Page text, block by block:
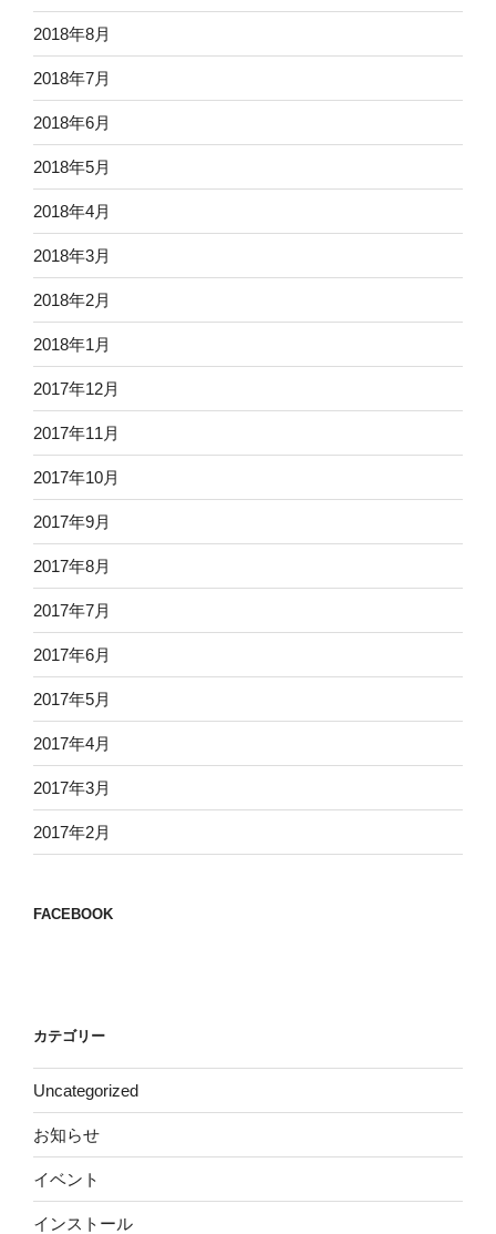
2018年8月
2018年7月
2018年6月
2018年5月
2018年4月
2018年3月
2018年2月
2018年1月
2017年12月
2017年11月
2017年10月
2017年9月
2017年8月
2017年7月
2017年6月
2017年5月
2017年4月
2017年3月
2017年2月
FACEBOOK
カテゴリー
Uncategorized
お知らせ
イベント
インストール